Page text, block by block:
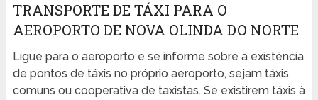
TRANSPORTE DE TÁXI PARA O
AEROPORTO DE NOVA OLINDA DO NORTE
Ligue para o aeroporto e se informe sobre a existência
de pontos de táxis no próprio aeroporto, sejam táxis
comuns ou cooperativa de taxistas. Se existirem táxis à